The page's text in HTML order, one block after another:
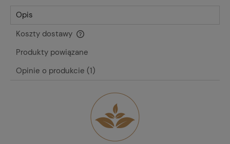
Opis
Koszty dostawy
Cena nie zawiera ewentualnych kosztów płatności
Produkty powiązane
Opinie o produkcie (1)